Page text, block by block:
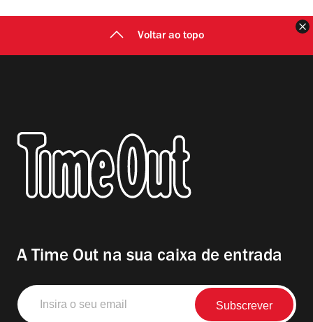
Voltar ao topo
A Time Out na sua caixa de entrada
Insira
o